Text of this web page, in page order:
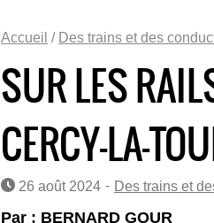
Accueil / Des trains et des
SUR LES
CERCY-LA-
26 août 2024 - Des trains et
Par : BERNARD GOUR